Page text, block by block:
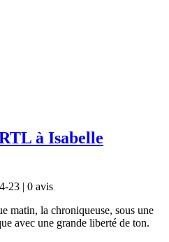
à Isabelle
23 | 0 avis
matin, la chroniqueuse, sous une
avec une grande liberté de ton.